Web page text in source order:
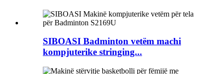
SIBOASI Badminton vetëm machi
kompjuterike stringing...